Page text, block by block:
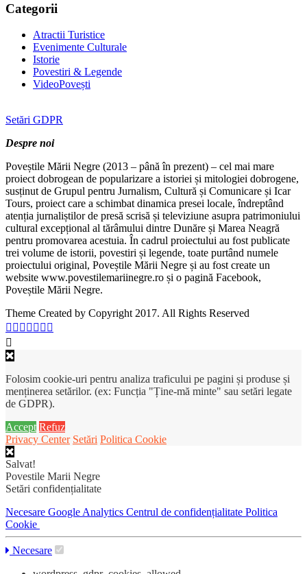
Categorii
Atractii Turistice
Evenimente Culturale
Istorie
Povestiri & Legende
VideoPovești
Setări GDPR
Despre noi
Poveștile Mării Negre (2013 – până în prezent) – cel mai mare
proiect dobrogean de popularizare a istoriei și mitologiei dobrogene,
susținut de Grupul pentru Jurnalism, Cultură și Comunicare și Icar
Tours, proiect care a schimbat dinamica presei locale, îndreptând
atenția jurnaliștilor de presă scrisă și televiziune asupra patrimoniului
cultural excepțional al tărâmului dintre Dunăre și Marea Neagră
pentru promovarea acestuia. În cadrul proiectului au fost publicate
trei volume de istorii, povestiri și legende, toate purtând numele
proiectului original, Poveștile Mării Negre și au fost create un
website www.povestilemariinegre.ro și o pagină Facebook,
Poveștile Mării Negre.
Theme Created by Copyright 2017. All Rights Reserved
Folosim cookie-uri pentru analiza traficului pe pagini și produse și
menținerea setărilor. (ex: Funcția "Ține-mă minte" sau setări legate
de GDPR).
Accept Refuz
Privacy Center Setări Politica Cookie
Salvat!
Povestile Marii Negre
Setări confidențialitate
Necesare Google Analytics Centrul de confidențialitate Politica
Cookie
Necesare